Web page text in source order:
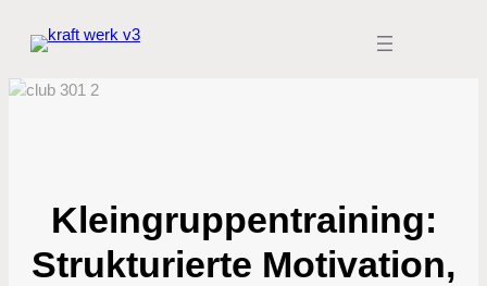
Inhalt
Kleingruppentraining:
Strukturierte Motivation,